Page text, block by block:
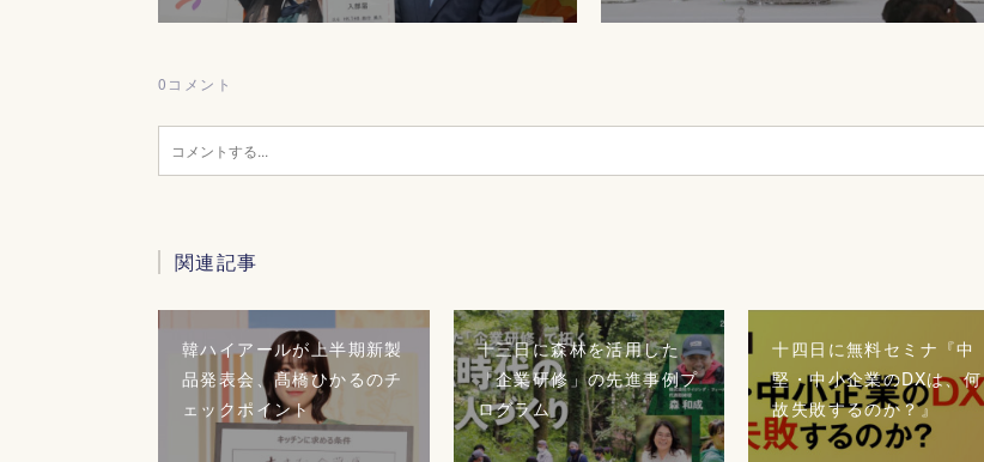
0 コメント
関連記事
韓ハイアールが上半期新製
品発表会、髙橋ひかるのチ
ェックポイント
十三日に森林を活用した
「企業研修」の先進事例プ
ログラム
十四日に無料セミナ『中
堅・中小企業のDXは、何
故失敗するのか？』